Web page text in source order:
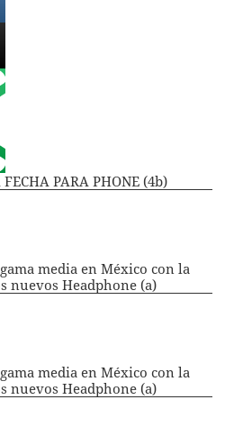
PARA PHONE (4b)
media en México con la
nuevos Headphone (a)
media en México con la
nuevos Headphone (a)